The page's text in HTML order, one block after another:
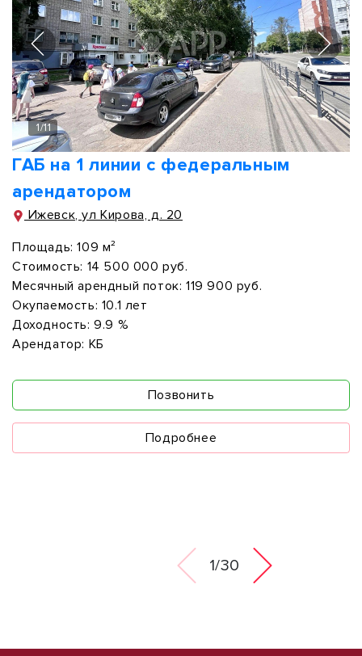
1/11
ГАБ на 1 линии с федеральным
арендатором
Ижевск, ул Кирова, д. 20
Площадь: 109 м²
Стоимость: 14 500 000 руб.
Месячный арендный поток: 119 900 руб.
Окупаемость: 10.1 лет
Доходность: 9.9 %
Арендатор: КБ
Позвонить
Подробнее
1/30